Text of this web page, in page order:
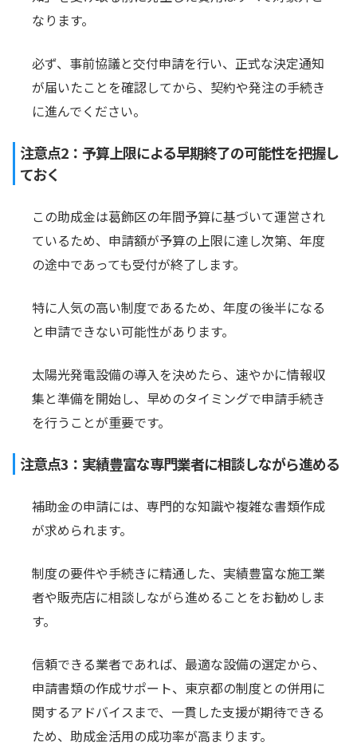
なります。
必ず、事前協議と交付申請を行い、正式な決定通知
が届いたことを確認してから、契約や発注の手続き
に進んでください。
注意点2：予算上限による早期終了の可能性を把握し
ておく
この助成金は葛飾区の年間予算に基づいて運営され
ているため、申請額が予算の上限に達し次第、年度
の途中であっても受付が終了します。
特に人気の高い制度であるため、年度の後半になる
と申請できない可能性があります。
太陽光発電設備の導入を決めたら、速やかに情報収
集と準備を開始し、早めのタイミングで申請手続き
を行うことが重要です。
注意点3：実績豊富な専門業者に相談しながら進める
補助金の申請には、専門的な知識や複雑な書類作成
が求められます。
制度の要件や手続きに精通した、実績豊富な施工業
者や販売店に相談しながら進めることをお勧めしま
す。
信頼できる業者であれば、最適な設備の選定から、
申請書類の作成サポート、東京都の制度との併用に
関するアドバイスまで、一貫した支援が期待できる
ため、助成金活用の成功率が高まります。